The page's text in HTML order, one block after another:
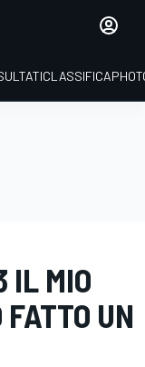
CLASSIFICA
IL MIO
UN